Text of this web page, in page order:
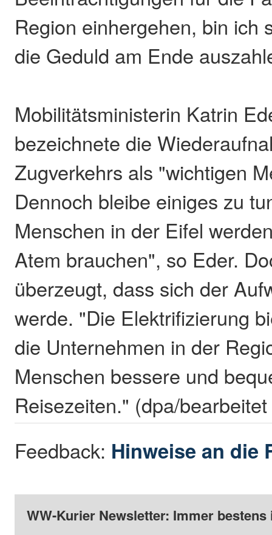
Region einhergehen, bin ich
die Geduld am Ende
Mobilitätsministerin Katrin
bezeichnete die
Zugverkehrs als "wichtigen
Dennoch bleibe einiges zu
Menschen in der Eifel
Atem brauchen", so Eder.
überzeugt, dass sich der
werde. "Die Elektrifizierung
die Unternehmen in der
Menschen bessere und
Reisezeiten." (dpa/
Feedback: Hinweise an die
WW-Kurier Newsletter: Immer